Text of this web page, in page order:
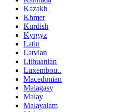
Kazakh
Khmer
Kurdish
Kyrgyz
Latin
Latvian
Lithuanian
Luxembou..
Macedonian
Malagasy
Malay
Malayalam